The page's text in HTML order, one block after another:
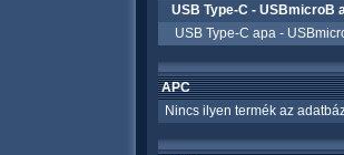
USB Type-C - USBmicroB
USB Type-C apa -
APC
Nincs ilyen termék az